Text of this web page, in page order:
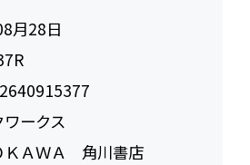
月28日
ークス
ＫＡＷＡ 角川書店